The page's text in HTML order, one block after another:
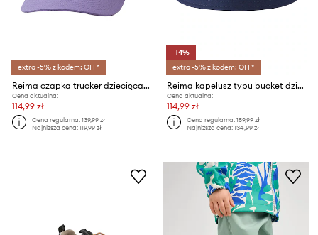
extra -5% z kodem: OFF*
Reima czapka trucker dziecięca bawełniana Liplatus
Cena aktualna:
114,99 zł
Cena regularna:139,99 zł
Najniższa cena:119,99 zł
-14%
extra -5% z kodem: OFF*
Reima kapelusz typu bucket dziecięcy bawełniany Siimaa
Cena aktualna:
114,99 zł
Cena regularna:159,99 zł
Najniższa cena:134,99 zł